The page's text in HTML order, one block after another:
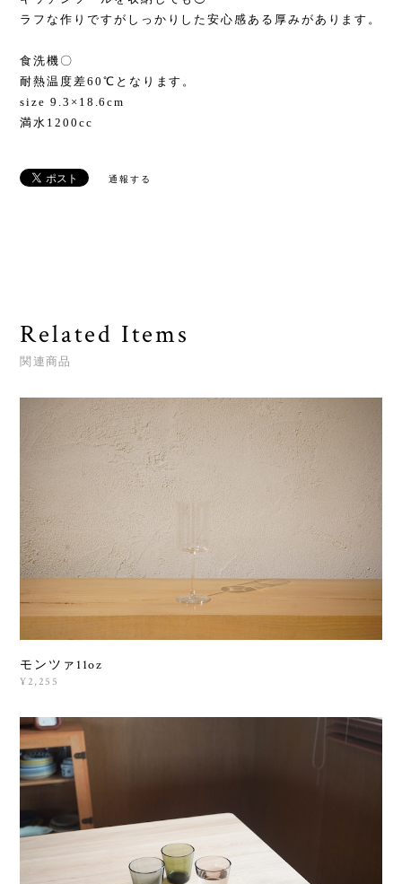
ラフな作りですがしっかりした安心感ある厚みがあります。
食洗機〇
耐熱温度差60℃となります。
size 9.3×18.6cm
満水1200cc
通報する
Related Items
関連商品
モンツァ11oz
¥2,255